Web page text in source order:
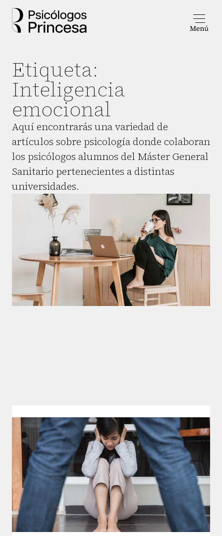
Etiqueta:
Inteligencia
emocional
Aquí encontrarás una variedad de
artículos sobre psicología donde colaboran
los psicólogos alumnos del Máster General
Sanitario pertenecientes a distintas
universidades.